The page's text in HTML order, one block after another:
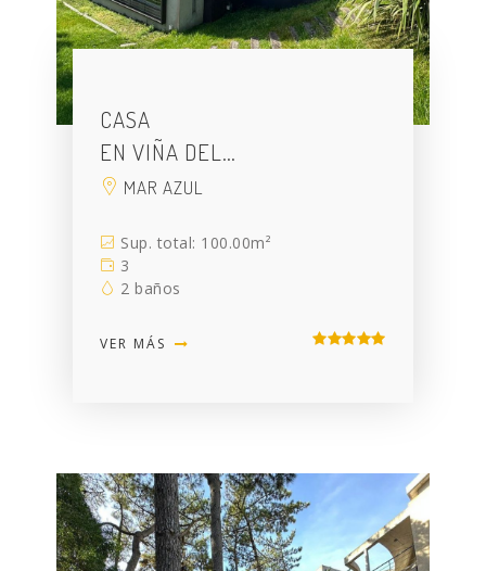
CASA
EN VIÑA DEL…
MAR AZUL
Sup. total: 100.00m²
3
2 baños
VER MÁS